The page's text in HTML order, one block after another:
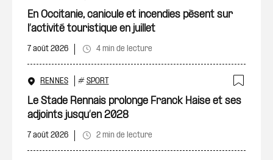
En Occitanie, canicule et incendies pèsent sur
l’activité touristique en juillet
7 août 2026 4 min de lecture
RENNES # SPORT
Le Stade Rennais prolonge Franck Haise et ses
adjoints jusqu’en 2028
7 août 2026 2 min de lecture